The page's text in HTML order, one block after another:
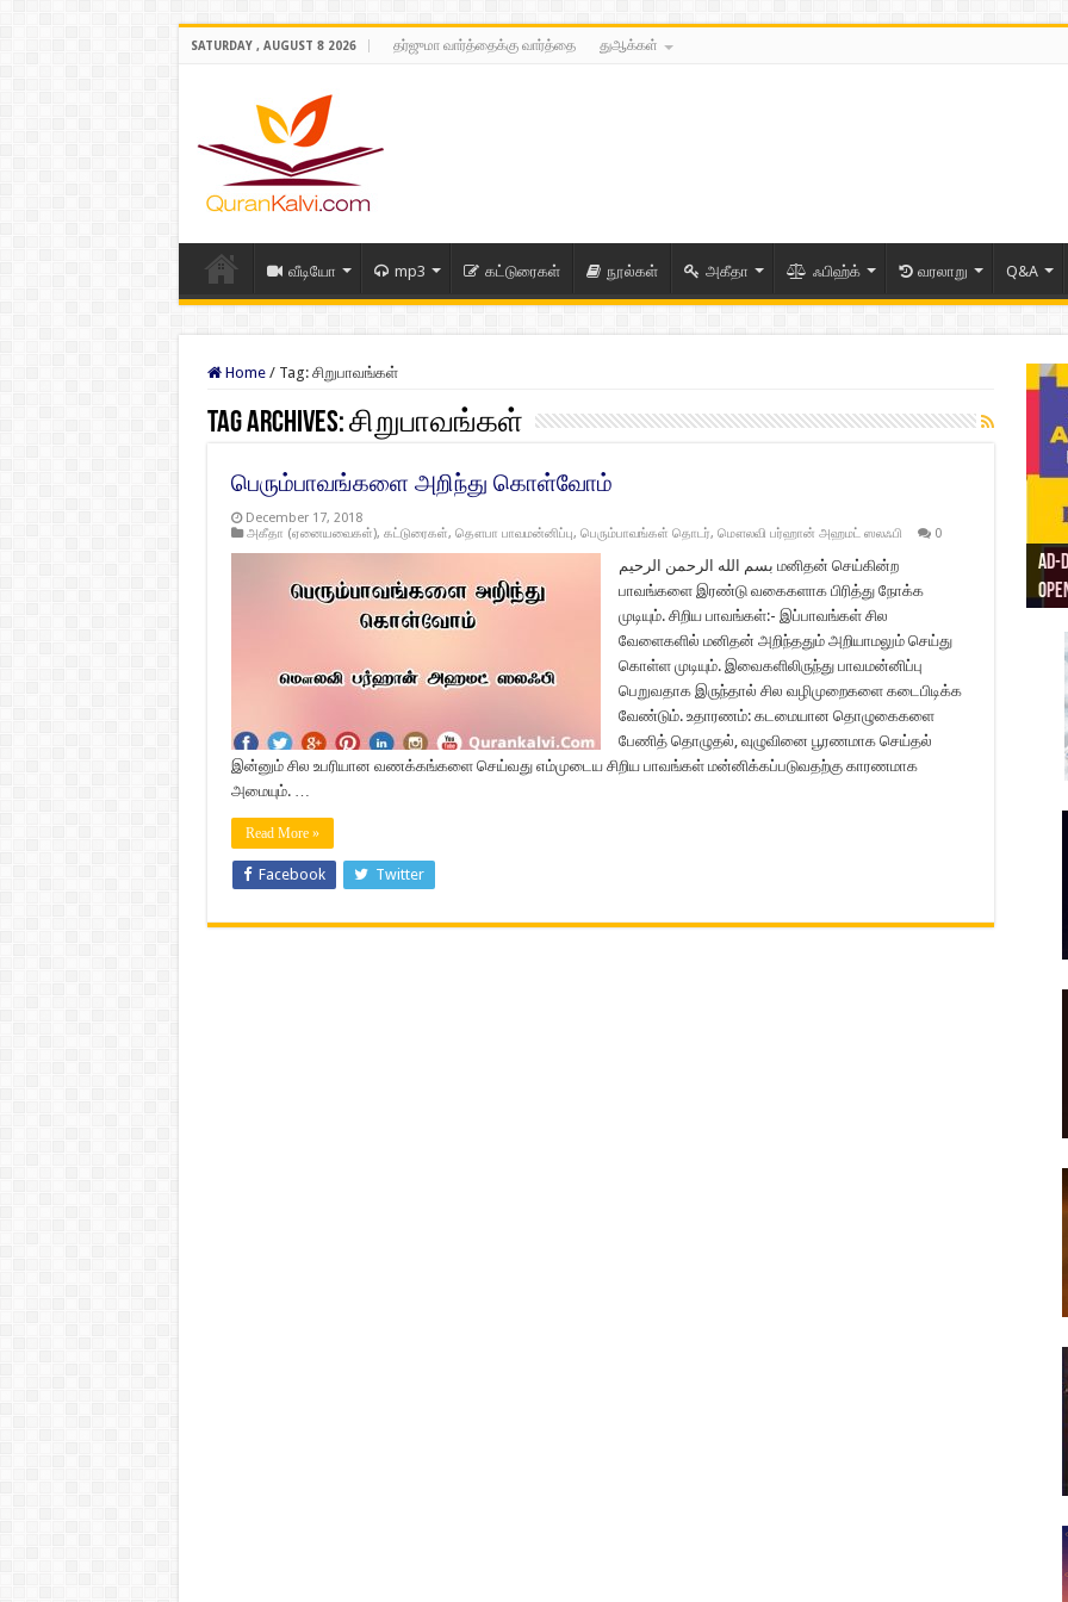
SATURDAY , AUGUST 8 2026 தர்ஜுமா வார்த்தைக்கு வார்த்தை துஆக்கள்
வீடியோ mp3 கட்டுரைகள் நூல்கள் அகீதா ஃபிஹ்க் வரலாறு Q&A
Home / Tag: சிறுபாவங்கள்
Tag Archives:சிறுபாவங்கள்
பெரும்பாவங்களை அறிந்து கொள்வோம்
December 17, 2018
அகீதா (ஏனையவைகள்), கட்டுரைகள், தௌபா பாவமன்னிப்பு, பெரும்பாவங்கள் தொடர், மௌலவி பர்ஹான் அஹமட் ஸலஃபி 0
بسم الله الرحمن الرحيم மனிதன் செய்கின்ற
பாவங்களை இரண்டு வகைகளாக பிரித்து நோக்க
முடியும். சிறிய பாவங்கள்:- இப்பாவங்கள் சில
வேளைகளில் மனிதன் அறிந்ததும் அறியாமலும் செய்து
கொள்ள முடியும். இவைகளிலிருந்து பாவமன்னிப்பு
பெறுவதாக இருந்தால் சில வழிமுறைகளை கடைபிடிக்க
வேண்டும். உதாரணம்: கடமையான தொழுகைகளை
பேணித் தொழுதல், வுழுவினை பூரணமாக செய்தல்
இன்னும் சில உபரியான வணக்கங்களை செய்வது எம்முடைய சிறிய பாவங்கள் மன்னிக்கப்படுவதற்கு காரணமாக
அமையும். …
Read More »
Facebook Twitter
Ad-
Ad-
AD